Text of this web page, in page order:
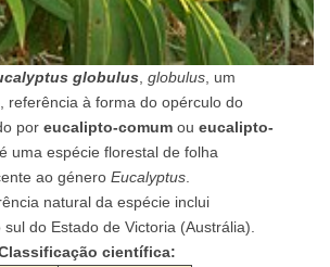
globulus ,globulus , um
referência à forma do opérculo do
poreucalipto-comum oueucalipto-
, é uma espécie florestal de folha
ao géneroEucalyptus
natural da espécie inclui
do Estado de Victoria (Austrália).
científica: